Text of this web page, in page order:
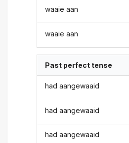
waaie aan
waaie aan
Past perfect tense
had aangewaaid
had aangewaaid
had aangewaaid